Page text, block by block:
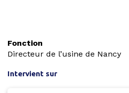
Fonction
Directeur de l’usine de Nancy
Intervient sur